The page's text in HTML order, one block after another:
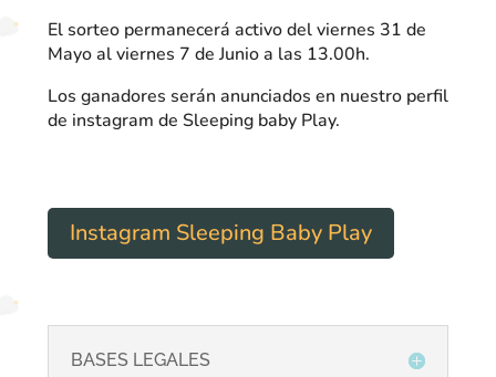
El sorteo permanecerá activo del viernes 31 de
Mayo al viernes 7 de Junio a las 13.00h.
Los ganadores serán anunciados en nuestro perfil
de instagram de Sleeping baby Play.
Instagram Sleeping Baby Play
BASES LEGALES